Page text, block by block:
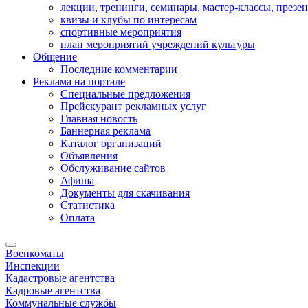
лекции, тренинги, семинары, мастер-классы,
квизы и клубы по интересам
спортивные мероприятия
план мероприятий учреждений культуры
Общение
Последние комментарии
Реклама на портале
Специальные предложения
Прейскурант рекламных услуг
Главная новость
Баннерная реклама
Каталог организаций
Объявления
Обслуживание сайтов
Афиша
Документы для скачивания
Статистика
Оплата
Военкоматы
Инспекции
Кадастровые агентства
Кадровые агентства
Коммунальные службы